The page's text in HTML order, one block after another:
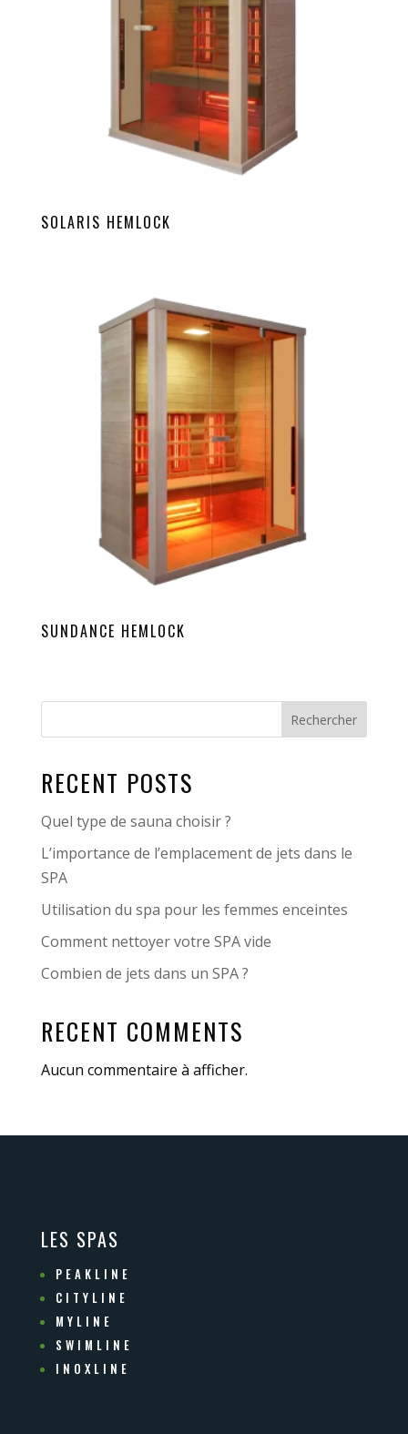
SOLARIS HEMLOCK
SUNDANCE HEMLOCK
Rechercher
RECENT POSTS
Quel type de sauna choisir ?
L’importance de l’emplacement de jets dans le
SPA
Utilisation du spa pour les femmes enceintes
Comment nettoyer votre SPA vide
Combien de jets dans un SPA ?
RECENT COMMENTS
Aucun commentaire à afficher.
LES SPAS
PEAKLINE
CITYLINE
MYLINE
SWIMLINE
INOXLINE